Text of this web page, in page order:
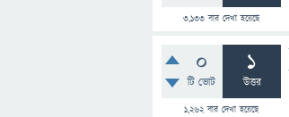
3,133 বার দেখা হয়েছে
0
টি ভোট
1
উত্তর
1,262বার দেখা হয়েছে